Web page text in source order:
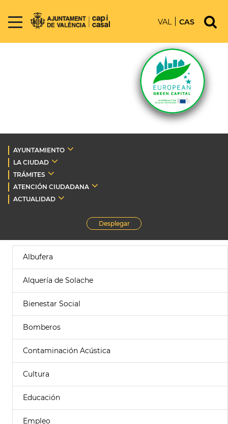
VAL CAS
AYUNTAMIENTO
LA CIUDAD
TRÁMITES
ATENCIÓN CIUDADANA
ACTUALIDAD
Desplegar
Albufera
Alquería de Solache
Bienestar Social
Bomberos
Contaminación Acústica
Cultura
Educación
Empleo